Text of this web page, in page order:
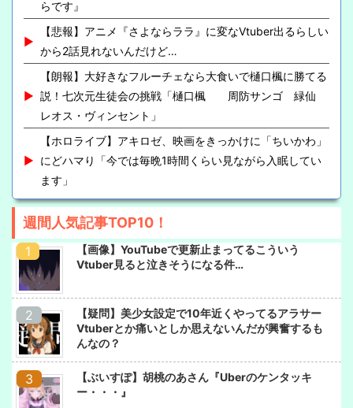
らです』
【悲報】アニメ『さよならララ』に変なVtuber出るらしい
から2話見れないんだけど…
【朗報】大好きなフルーチェなら大食いで樋口楓に勝てる
説！七次元生徒会の挑戦「樋口楓 周防サンゴ 緑仙
レオス・ヴィンセント」
【ホロライブ】アキロゼ、映画をきっかけに「ちいかわ」
にどハマり「今では毎晩1時間くらい見ながら入眠してい
ます」
週間人気記事TOP10！
【画像】YouTubeで更新止まってるこういう
Vtuber見ると泣きそうになる件…
【疑問】美少女設定で10年近くやってるアラサー
Vtuberとか痛いとしか思えないんだが興奮するも
んなの？
【ぶいすぽ】胡桃のあさん『Uberのケンタッキ
ー・・・』